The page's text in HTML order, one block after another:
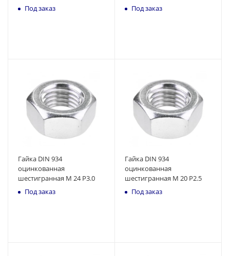
Под заказ
Под заказ
Гайка DIN 934
оцинкованная
шестигранная M 24 P3.0
Под заказ
Гайка DIN 934
оцинкованная
шестигранная M 20 P2.5
Под заказ